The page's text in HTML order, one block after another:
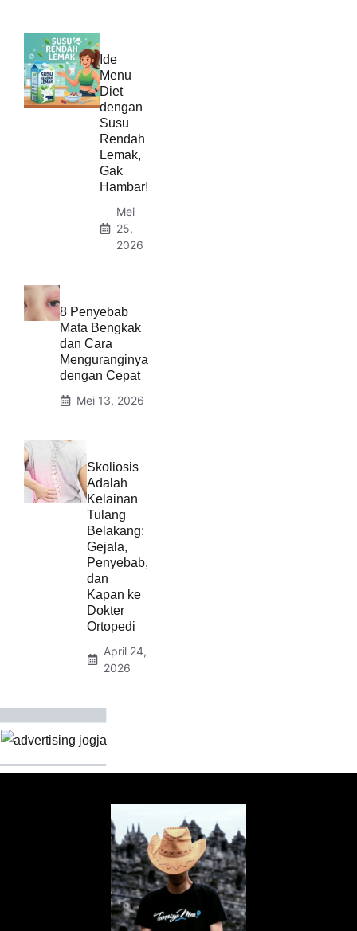
Ide
Menu
Diet
dengan
Susu
Rendah
Lemak,
Gak
Hambar!
Mei
25,
2026
8 Penyebab
Mata Bengkak
dan Cara
Menguranginya
dengan Cepat
Mei 13, 2026
Skoliosis
Adalah
Kelainan
Tulang
Belakang:
Gejala,
Penyebab,
dan
Kapan ke
Dokter
Ortopedi
April 24,
2026